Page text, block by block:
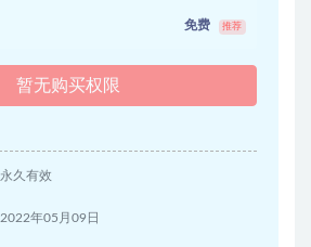
免费 推荐
暂无购买权限
永久有效
2022年05月09日